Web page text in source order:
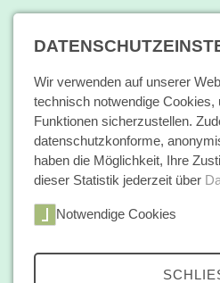
Home
Bücher / E-Books
Wir verwenden auf unserer
technisch notwendige Cookies,
Funktionen sicherzustellen.
datenschutzkonforme,
haben die Möglichkeit, Ihre
dieser Statistik jederzeit über
Notwendige Cookies